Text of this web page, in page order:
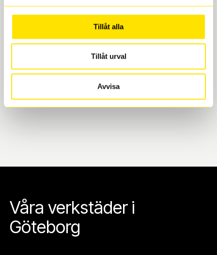
Tillåt alla
Tillåt urval
Avvisa
Boka och hämta hos Däckspecialen
När du beställer dina nya däck eller fälgar hos oss
levereras de direkt till någon av våra däckverkstäder i
Göteborg. Välj mellan Hisingen (Bäckebol) eller
Mölndal. I beställningen anger du datum och tid för
vi till att de uppfyller alla krav för en säker körning.
Våra verkstäder i
Göteborg